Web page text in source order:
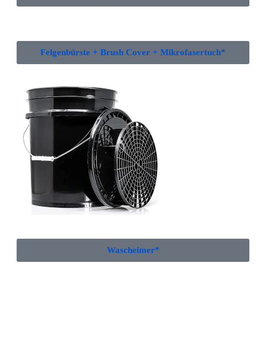
Felgenbürste + Brush Cover + Mikrofasertuch*
Wascheimer*